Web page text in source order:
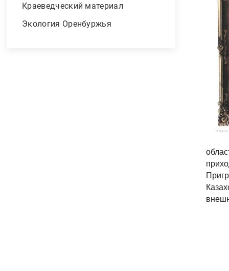
Краеведческий материал
Экология Оренбуржья